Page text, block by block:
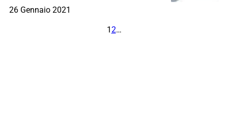
26 Gennaio 2021
1 2…